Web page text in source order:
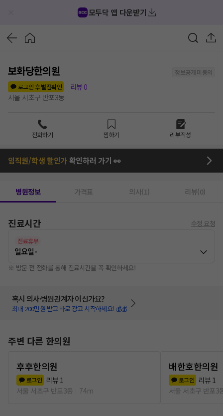
모두닥 앱 다운받기
보화당한의원
정보공개 미동의
로그인 후 별점확인
리뷰 0
서울 서초구 반포3동
전화하기 찜하기 리뷰작성
임직원/학생 할인가확인하러 가기 👀
병원정보 가격표 의사(1) 리뷰(0)
진료시간 수정 요청
진료휴무
일요일-
※ 방문 전 전화를 통해 진료시간을 꼭 확인하세요!
혹시 의사·병원관계자 이신가요?
최대 200만원 받고 바로 광고 시작하세요! 💰💰
주변 다른 한의원
후후한의원
로그인 리뷰 1
서울 서초구 반포3동
74m
배한호한의원
로그인 리뷰 1
서울 서초구 반포3